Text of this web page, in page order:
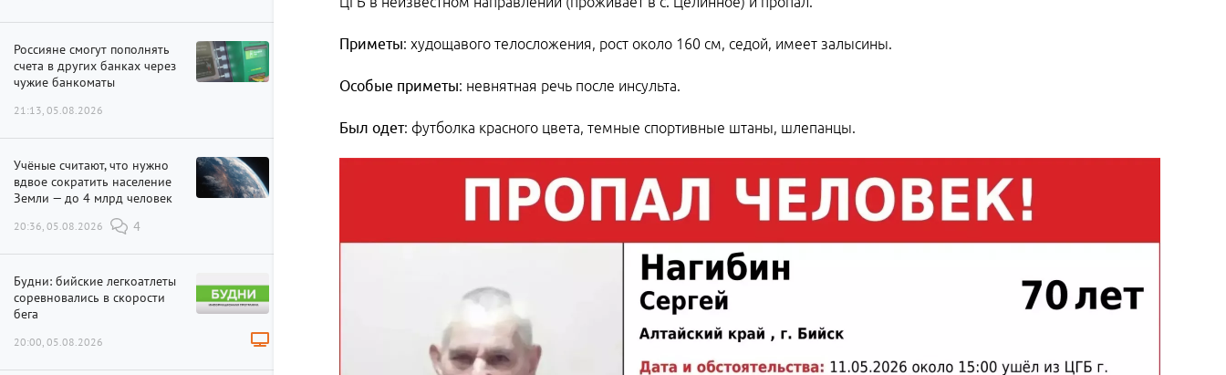
Россияне смогут пополнять
счета в других банках через
чужие банкоматы
21:13, 05.08.2026
Учёные считают, что нужно
вдвое сократить население
Земли — до 4 млрд человек
20:36, 05.08.2026 4
Будни: бийские легкоатлеты
соревновались в скорости
бега
20:00, 05.08.2026
Приметы: худощавого телосложения, рост около 160 см, седой, имеет залысины.
Особые приметы: невнятная речь после инсульта.
Был одет: футболка красного цвета, темные спортивные штаны, шлепанцы.